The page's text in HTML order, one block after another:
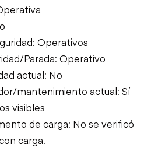
Operativos
Parada: Operativo
actual: No
mantenimiento actual: Sí
visibles
de carga: No se verificó
carga.